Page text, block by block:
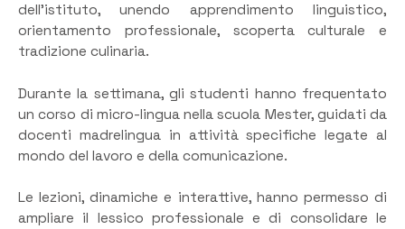
dell’istituto, unendo apprendimento linguistico,
orientamento professionale, scoperta culturale e
tradizione culinaria.
Durante la settimana, gli studenti hanno frequentato
un corso di micro-lingua nella scuola Mester, guidati da
docenti madrelingua in attività specifiche legate al
mondo del lavoro e della comunicazione.
Le lezioni, dinamiche e interattive, hanno permesso di
ampliare il lessico professionale e di consolidare le